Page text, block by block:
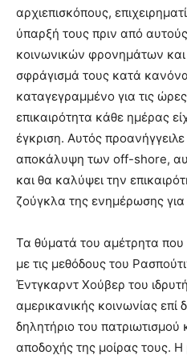
αρχιεπισκόπους,
ύπαρξή τους πριν από
κοινωνικών φρονημάτων και
σφράγισμά τους κατά
καταγεγραμμένο για τις
επικαιρότητα κάθε ημέρας
έγκριση. Αυτός
αποκάλυψη των off-shore,
και θα καλύψει την
ζούγκλα της ενημέρωσης
Τα θύματά του αμέτρητα που
με τις μεθόδους του
Έντγκαρντ Χούβερ του
αμερικανικής κοινωνίας επί
δηλητήριο του πατριωτισμού
αποδοχής της μοίρας τους.